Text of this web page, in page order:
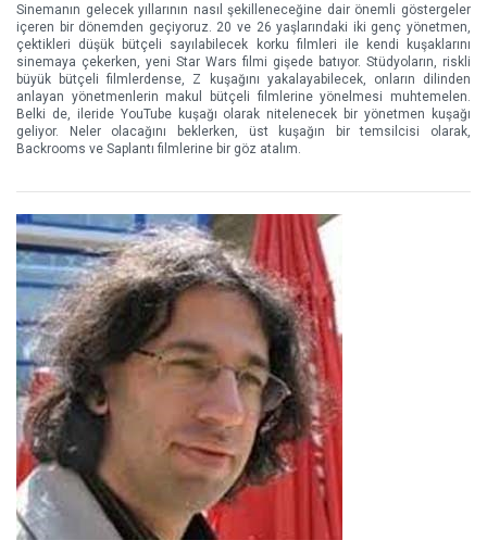
Sinemanın gelecek yıllarının nasıl şekilleneceğine dair önemli göstergeler
içeren bir dönemden geçiyoruz. 20 ve 26 yaşlarındaki iki genç yönetmen,
çektikleri düşük bütçeli sayılabilecek korku filmleri ile kendi kuşaklarını
sinemaya çekerken, yeni Star Wars filmi gişede batıyor. Stüdyoların, riskli
büyük bütçeli filmlerdense, Z kuşağını yakalayabilecek, onların dilinden
anlayan yönetmenlerin makul bütçeli filmlerine yönelmesi muhtemelen.
Belki de, ileride YouTube kuşağı olarak nitelenecek bir yönetmen kuşağı
geliyor. Neler olacağını beklerken, üst kuşağın bir temsilcisi olarak,
Backrooms ve Saplantı filmlerine bir göz atalım.